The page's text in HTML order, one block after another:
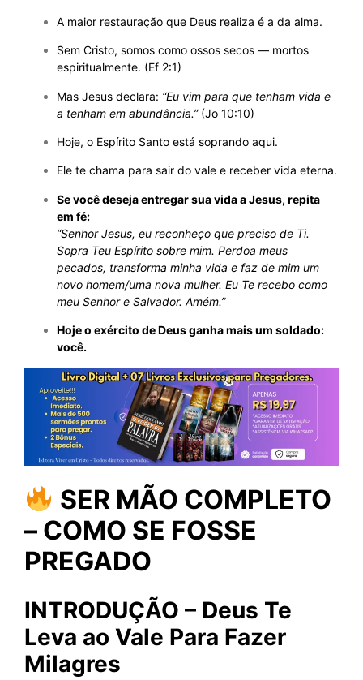
A maior restauração que Deus realiza é a da alma.
Sem Cristo, somos como ossos secos — mortos
espiritualmente. (Ef 2:1)
Mas Jesus declara: “Eu vim para que tenham vida e
a tenham em abundância.”(Jo 10:10)
Hoje, o Espírito Santo está soprando aqui.
Ele te chama para sair do vale e receber vida eterna.
Se você deseja entregar sua vida a Jesus, repita
em fé:
“Senhor Jesus, eu reconheço que preciso de Ti.
Sopra Teu Espírito sobre mim. Perdoa meus
pecados, transforma minha vida e faz de mim um
novo homem/uma nova mulher. Eu Te recebo como
meu Senhor e Salvador. Amém.”
Hoje o exército de Deus ganha mais um soldado:
você.
SER MÃO COMPLETO
– COMO SE FOSSE
PREGADO
INTRODUÇÃO – Deus Te
Leva ao Vale Para Fazer
Milagres